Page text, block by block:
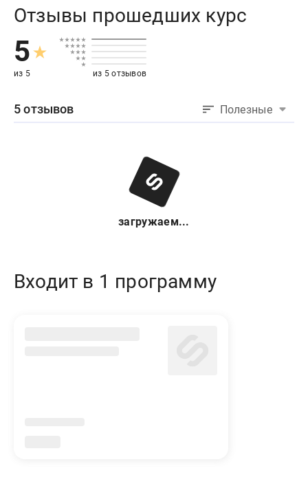
Отзывы прошедших курс
5
из 5 из 5 отзывов
5 отзывов Полезные
загружаем...
Входит в 1 программу